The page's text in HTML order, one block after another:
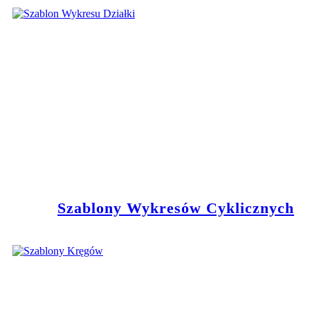
Szablony Wykresów Cyklicznych